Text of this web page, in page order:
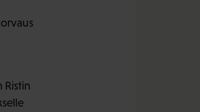
Ristin